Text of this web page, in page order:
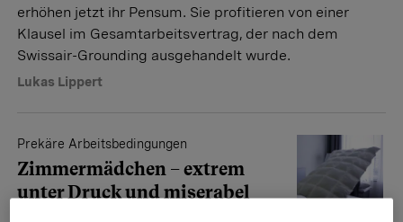
erhöhen jetzt ihr Pensum. Sie profitieren von einer
Klausel im Gesamtarbeitsvertrag, der nach dem
Swissair-Grounding ausgehandelt wurde.
Lukas Lippert
Prekäre Arbeitsbedingungen
Zimmermädchen – extrem
unter Druck und miserabel